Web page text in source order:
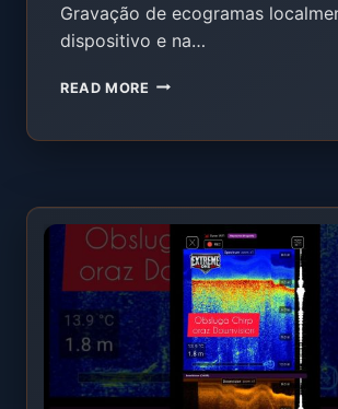
Gravação de ecogramas
dispositivo e na…
READ MORE RAYMARINE
–
SUPORTE
COMPLETO
CHIRP
DOWNVISION